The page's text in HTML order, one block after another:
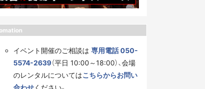
イベント開催のご相談は 専用電話 050-
5574-2639（平日 10:00～18:00）、会場
のレンタルについてはこちらからお問い
合わせください。